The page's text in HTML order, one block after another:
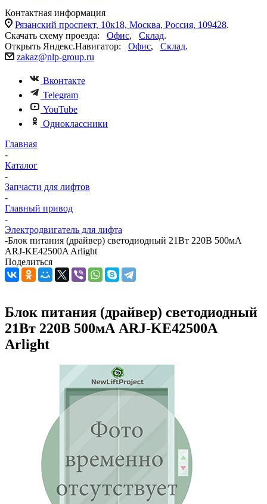
Контактная информация
Рязанский проспект, 10к18, Москва, Россия, 109428.
Скачать схему проезда: Офис, Склад.
Открыть Яндекс.Навигатор: Офис, Склад.
zakaz@nlp-group.ru
Вконтакте
Telegram
YouTube
Одноклассники
Главная
-
Каталог
-
Запчасти для лифтов
-
Главный привод
-
Электродвигатель для лифта
-Блок питания (драйвер) светодиодный 21Вт 220В 500мА
ARJ-KE42500A Arlight
Поделиться
Блок питания (драйвер) светодиодный
21Вт 220В 500мА ARJ-KE42500A
Arlight